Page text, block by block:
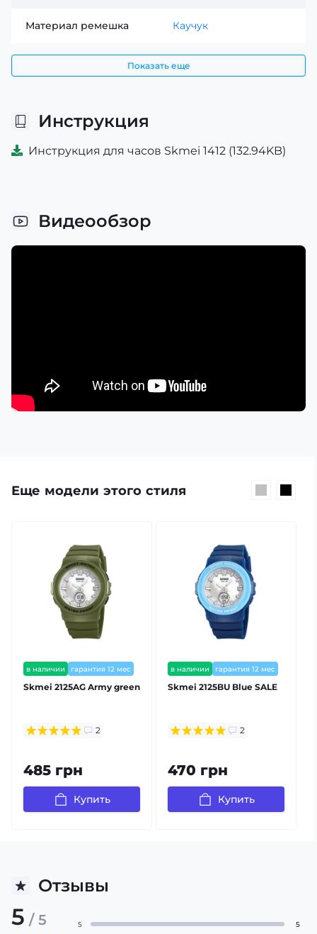
Материал ремешка Каучук
Показать еще
Инструкция
Инструкция для часов Skmei 1412 (132.94KB)
Видеообзор
Еще модели этого стиля
в наличии гарантия 12 мес
Skmei 2125AG Army green
2
485 грн
Купить
в наличии гарантия 12 мес
Skmei 2125BU Blue SALE
2
470 грн
Купить
Отзывы
5 / 5 5 5